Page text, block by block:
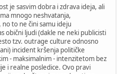
je sasvim dobra i zdrava ideja, ali
mnogo neshvatanja,
to ne čini samu ideju
obični ljudi (dakle ne neki publicisti
tzv. outrage culture odnosno
incident kršenja političke
- maksimalnim - intenzitetom bez
i realne posledice. Ovo pravi